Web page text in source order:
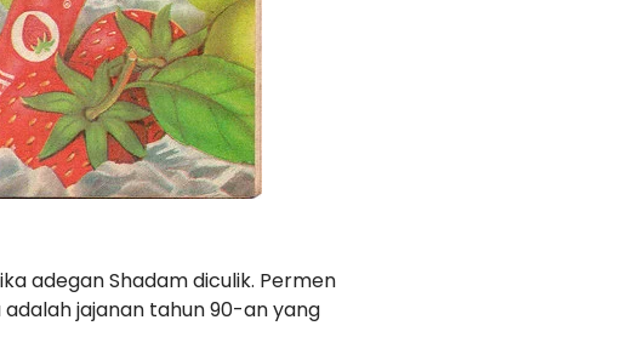
adegan Shadam diculik. Permen
jajanan tahun 90-an yang